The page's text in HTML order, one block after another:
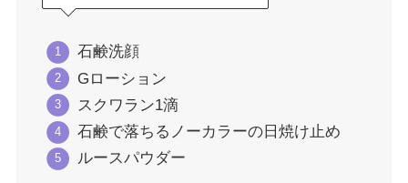
石鹸洗顔
Gローション
スクワラン1滴
石鹸で落ちるノーカラーの日焼け止め
ルースパウダー